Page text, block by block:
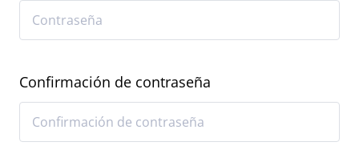
Confirmación de contraseña